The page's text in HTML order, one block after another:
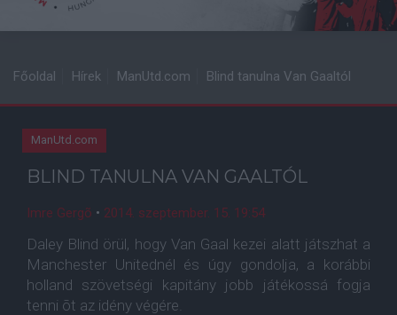
Főoldal Hírek ManUtd.com Blind tanulna Van Gaaltól
ManUtd.com
BLIND TANULNA VAN GAALTÓL
Imre Gergõ • 2014. szeptember. 15. 19:54
Daley Blind örül, hogy Van Gaal kezei alatt játszhat a
Manchester Unitednél és úgy gondolja, a korábbi
holland szövetségi kapitány jobb játékossá fogja
tenni õt az idény végére.